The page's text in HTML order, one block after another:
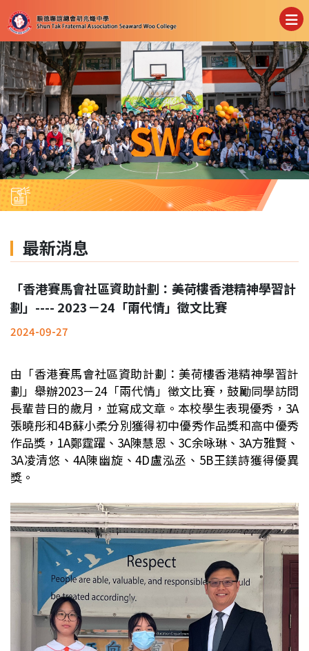
最新消息
「香港賽馬會社區資助計劃：美荷樓香港精神學習計
劃」---- 2023－24「兩代情」徵文比賽
2024-09-27
由「香港賽馬會社區資助計劃：美荷樓香港精神學習計
劃」舉辦2023－24「兩代情」徵文比賽，鼓勵同學訪問
長輩昔日的歲月，並寫成文章。本校學生表現優秀，3A
張曉彤和4B蘇小柔分別獲得初中優秀作品獎和高中優秀
作品獎，1A鄭霆躍、3A陳慧恩、3C余咏琳、3A方雅賢、
3A凌清悠、4A陳幽旋、4D盧泓丞、5B王鎂詩獲得優異
獎。